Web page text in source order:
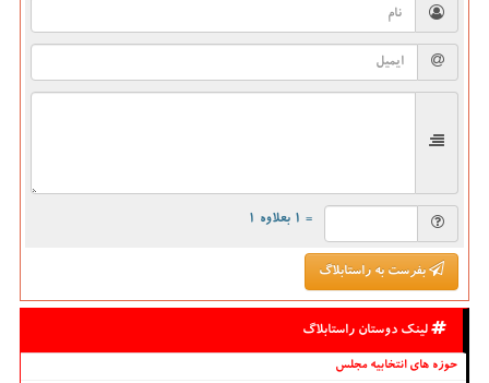
= ۱ بعلاوه ۱
بفرست به راستابلاگ
لینک دوستان راستابلاگ
حوزه های انتخابیه مجلس